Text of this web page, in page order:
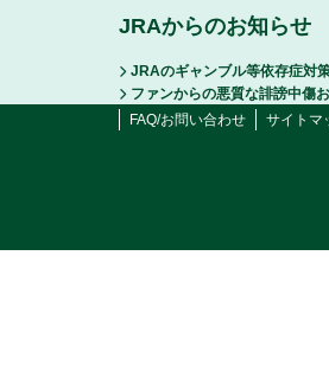
JRAからのお知らせ
JRAのギャンブル等依存症対
ファンからの悪質な誹謗中傷
FAQ/お問い合わせ
サイトマ